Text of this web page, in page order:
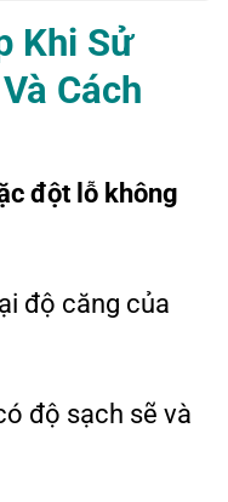
Khi Sử
Cách
đột lỗ không
độ căng của
độ sạch sẽ và